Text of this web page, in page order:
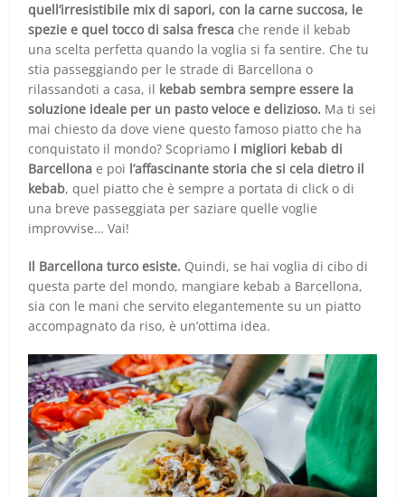
quell’irresistibile mix di sapori, con la carne succosa, le
spezie e quel tocco di salsa fresca che rende il kebab
una scelta perfetta quando la voglia si fa sentire. Che tu
stia passeggiando per le strade di Barcellona o
rilassandoti a casa, il kebab sembra sempre essere la
soluzione ideale per un pasto veloce e delizioso. Ma ti sei
mai chiesto da dove viene questo famoso piatto che ha
conquistato il mondo? Scopriamo i migliori kebab di
Barcellona e poi l’affascinante storia che si cela dietro il
kebab, quel piatto che è sempre a portata di click o di
una breve passeggiata per saziare quelle voglie
improvvise… Vai!
Il Barcellona turco esiste. Quindi, se hai voglia di cibo di
questa parte del mondo, mangiare kebab a Barcellona,
sia con le mani che servito elegantemente su un piatto
accompagnato da riso, è un’ottima idea.